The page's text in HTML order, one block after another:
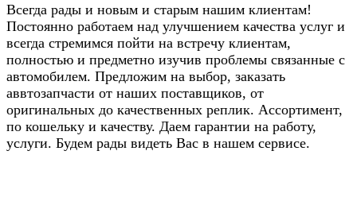
Всегда рады и новым и старым нашим клиентам!
Постоянно работаем над улучшением качества услуг и
всегда стремимся пойти на встречу клиентам,
полностью и предметно изучив проблемы связанные с
автомобилем. Предложим на выбор, заказать
аввтозапчасти от наших поставщиков, от
оригинальных до качественных реплик. Ассортимент,
по кошельку и качеству. Даем гарантии на работу,
услуги. Будем рады видеть Вас в нашем сервисе.